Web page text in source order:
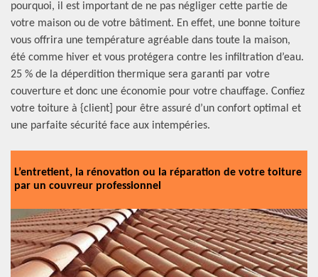
pourquoi, il est important de ne pas négliger cette partie de
votre maison ou de votre bâtiment. En effet, une bonne toiture
vous offrira une température agréable dans toute la maison,
été comme hiver et vous protégera contre les infiltration d’eau.
25 % de la déperdition thermique sera garanti par votre
couverture et donc une économie pour votre chauffage. Confiez
votre toiture à {client] pour être assuré d’un confort optimal et
une parfaite sécurité face aux intempéries.
L’entretient, la rénovation ou la réparation de votre toiture
par un couvreur professionnel